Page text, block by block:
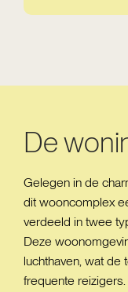
De
Gelegen in de
dit wooncomplex
verdeeld in twee
Deze
luchthaven, wat
frequente